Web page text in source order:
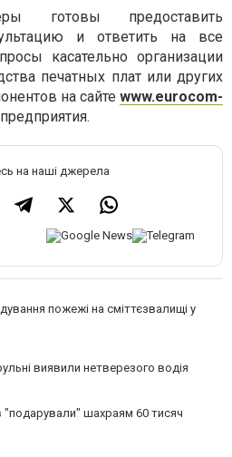
готовы предоставить
и ответить на все
касательно организации
печатных плат или других
на сайте www.eurocom-
на наші джерела
пожежі на сміттєзвалищі у
виявили нетверезого водія
"подарували" шахраям 60 тисяч